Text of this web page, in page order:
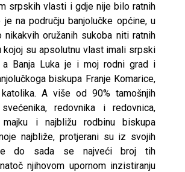
srpskih vlasti i gdje nije bilo ratnih
je na području banjolučke općine, u
nikakvih oružanih sukoba niti ratnih
kojoj su apsolutnu vlast imali srpski
a Banja Luka je i moj rodni grad i
biskupa Franje Komarice,
A više od 90% tamošnjih
redovnika i redovnica,
i najbližu rodbinu biskupa
najbliže, protjerani su iz svojih
do sada se najveći broj tih
njihovom upornom inzistiranju